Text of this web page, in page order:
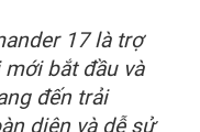
17 là trợ
bắt đầu và
đến trải
diện và dễ sử